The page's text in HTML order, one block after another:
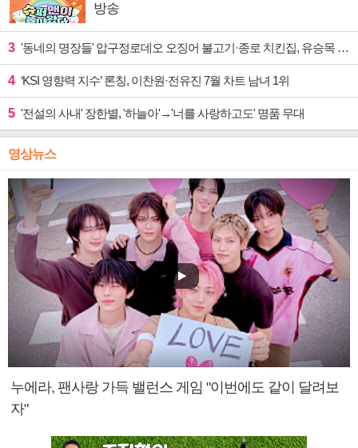
방송
3 '동네의 명장들' 압구정로데오 오징어 불고기·종로 치킨집, 유승목 입맛 저격
4 ‘KSI 영향력 지수’ 론칭, 이찬원·전유진 7월 차트 남녀 1위
5 '전설의 사내' 장한별, '하늘아'→'너를 사랑하고도' 명품 무대
영상뉴스
누에라, 팬사랑 가득 밸런스 게임 "이번에도 같이 달려보
자"